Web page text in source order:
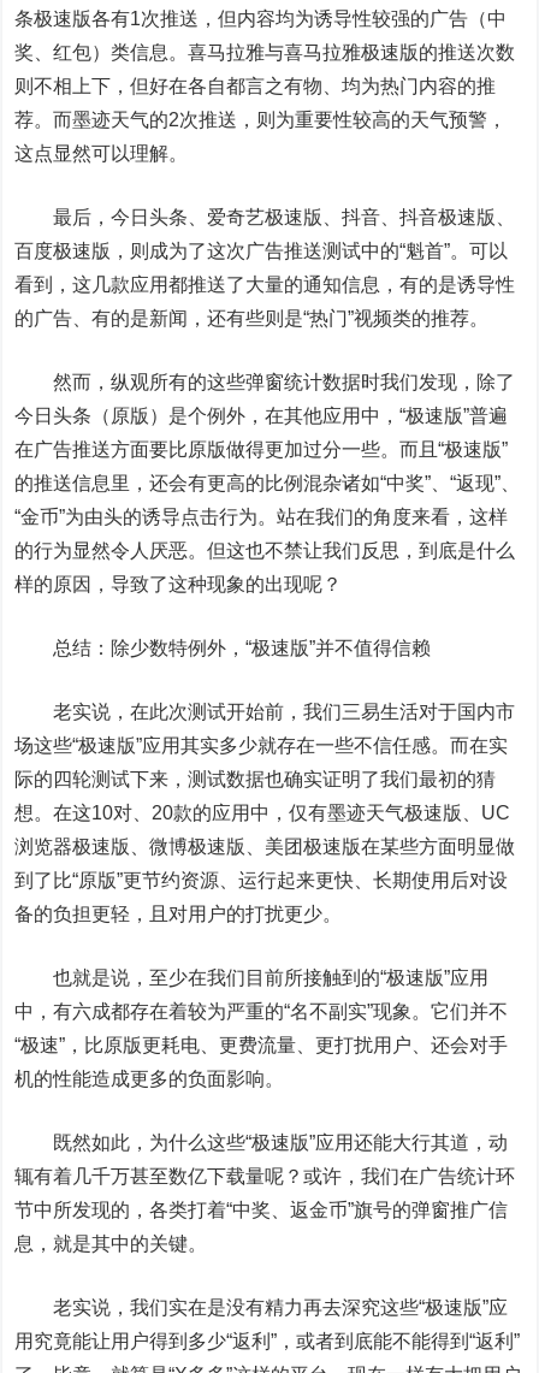
条极速版各有1次推送，但内容均为诱导性较强的广告（中
奖、红包）类信息。喜马拉雅与喜马拉雅极速版的推送次数
则不相上下，但好在各自都言之有物、均为热门内容的推
荐。而墨迹天气的2次推送，则为重要性较高的天气预警，
这点显然可以理解。
最后，今日头条、爱奇艺极速版、抖音、抖音极速版、
百度极速版，则成为了这次广告推送测试中的“魁首”。可以
看到，这几款应用都推送了大量的通知信息，有的是诱导性
的广告、有的是新闻，还有些则是“热门”视频类的推荐。
然而，纵观所有的这些弹窗统计数据时我们发现，除了
今日头条（原版）是个例外，在其他应用中，“极速版”普遍
在广告推送方面要比原版做得更加过分一些。而且“极速版”
的推送信息里，还会有更高的比例混杂诸如“中奖”、“返现”、
“金币”为由头的诱导点击行为。站在我们的角度来看，这样
的行为显然令人厌恶。但这也不禁让我们反思，到底是什么
样的原因，导致了这种现象的出现呢？
总结：除少数特例外，“极速版”并不值得信赖
老实说，在此次测试开始前，我们三易生活对于国内市
场这些“极速版”应用其实多少就存在一些不信任感。而在实
际的四轮测试下来，测试数据也确实证明了我们最初的猜
想。在这10对、20款的应用中，仅有墨迹天气极速版、UC
浏览器极速版、微博极速版、美团极速版在某些方面明显做
到了比“原版”更节约资源、运行起来更快、长期使用后对设
备的负担更轻，且对用户的打扰更少。
也就是说，至少在我们目前所接触到的“极速版”应用
中，有六成都存在着较为严重的“名不副实”现象。它们并不
“极速”，比原版更耗电、更费流量、更打扰用户、还会对手
机的性能造成更多的负面影响。
既然如此，为什么这些“极速版”应用还能大行其道，动
辄有着几千万甚至数亿下载量呢？或许，我们在广告统计环
节中所发现的，各类打着“中奖、返金币”旗号的弹窗推广信
息，就是其中的关键。
老实说，我们实在是没有精力再去深究这些“极速版”应
用究竟能让用户得到多少“返利”，或者到底能不能得到“返利”